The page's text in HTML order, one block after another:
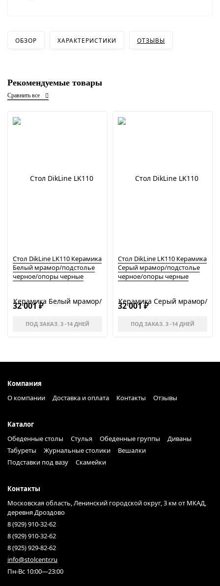
ОБЗОР ХАРАКТЕРИСТИКИ ОТЗЫВЫ
Рекомендуемые товары
Сравнить все
Стол DikLine LK110 Керамика
Белый мрамор/подстолье
черное/опоры черные
ПОД ЗАКАЗ. 3 -14 ДНЕЙ
32 001₽
Стол DikLine LK110 Керамика
Серый мрамор/подстолье
черное/опоры черные
ПОД ЗАКАЗ. 3 -14 ДНЕЙ
32 001₽
Компания
О компании
Доставка и оплата Контакты Отзывы
Каталог
Обеденные столы
Стулья Обеденные группы
Диваны
Табуреты
Журнальные столики
Вешалки
Подставки под вазу
Скамейки
Контакты
Московская область, Ленинский городской округ, 3 км от МКАД,
деревня Дроздово
8 (929) 910-32-62
8 (929) 910-32-62
8 (925) 929-82-62
info@stolcentr.ru
Пн-Вс 10:00—23:00